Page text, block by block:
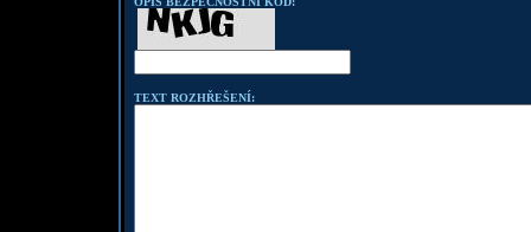
TEXT ROZHŘEŠENÍ: